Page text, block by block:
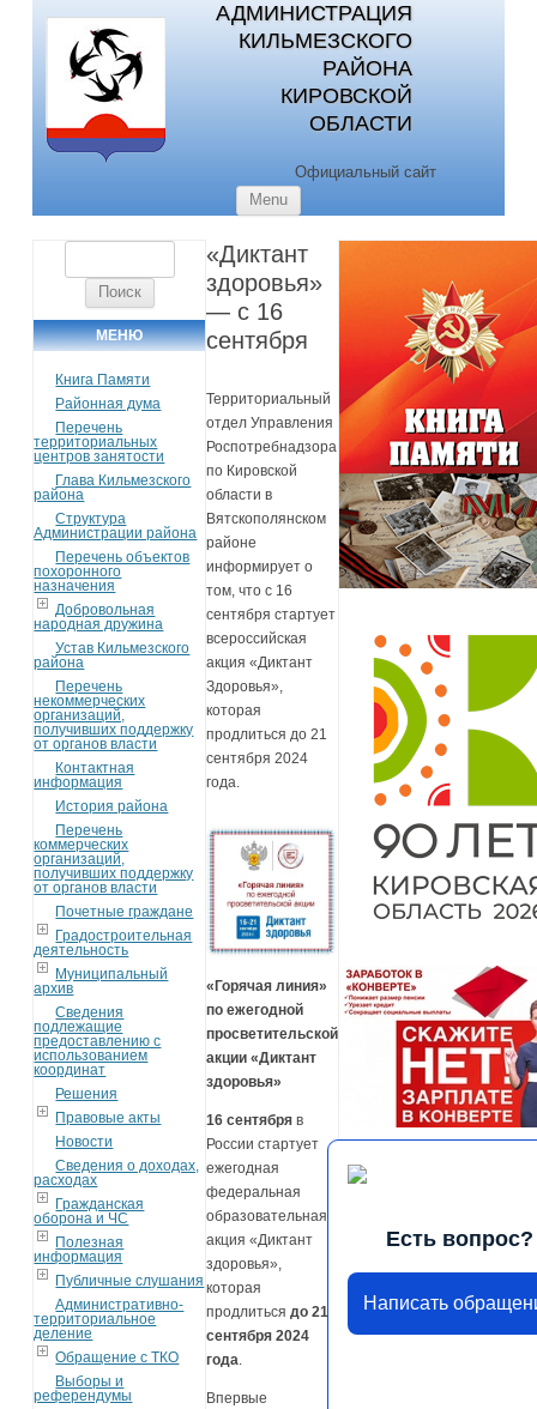
АДМИНИСТРАЦИЯ
КИЛЬМЕЗСКОГО
РАЙОНА
КИРОВСКОЙ
ОБЛАСТИ
Официальный сайт
Menu
МЕНЮ
Книга Памяти
Районная дума
Перечень
территориальных
центров занятости
Глава Кильмезского
района
Структура
Администрации района
Перечень объектов
похоронного
назначения
Добровольная
народная дружина
Устав Кильмезского
района
Перечень
некоммерческих
организаций,
получивших поддержку
от органов власти
Контактная
информация
История района
Перечень
коммерческих
организаций,
получивших поддержку
от органов власти
Почетные граждане
Градостроительная
деятельность
Муниципальный
архив
Сведения
подлежащие
предоставлению с
использованием
координат
Решения
Правовые акты
Новости
Сведения о доходах,
расходах
Гражданская
оборона и ЧС
Полезная
информация
Публичные слушания
Административно-
территориальное
деление
Обращение с ТКО
Выборы и
референдумы
«Диктант
здоровья»
— с 16
сентября
Территориальный
отдел Управления
Роспотребнадзора
по Кировской
области в
Вятскополянском
районе
информирует о
том, что с 16
сентября стартует
всероссийская
акция «Диктант
Здоровья»,
которая
продлиться до 21
сентября 2024
года.
«Горячая линия»
по ежегодной
просветительской
акции «Диктант
здоровья»
16 сентября в
России стартует
ежегодная
федеральная
образовательная
акция «Диктант
здоровья»,
которая
продлитьсядо 21
сентября 2024
года.
Впервые
Есть вопрос?
Написать